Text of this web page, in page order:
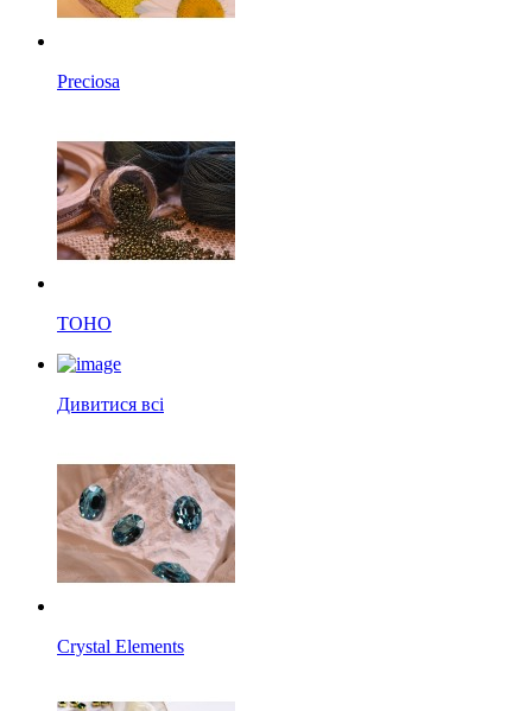
Preciosa
TOHO
Дивитися всі
Crystal Elements